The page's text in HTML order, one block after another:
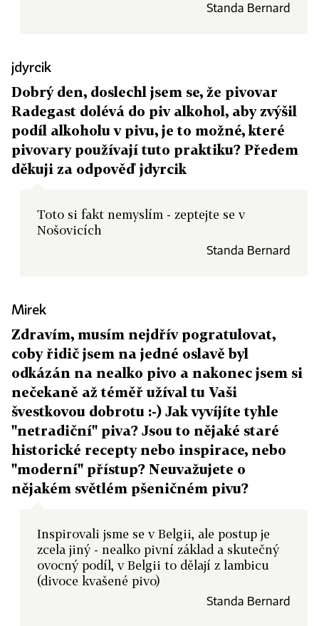
Standa Bernard
jdyrcik
Dobrý den, doslechl jsem se, že pivovar
Radegast dolévá do piv alkohol, aby zvýšil
podíl alkoholu v pivu, je to možné, které
pivovary používají tuto praktiku? Předem
děkuji za odpověď jdyrcik
Toto si fakt nemyslím - zeptejte se v
Nošovicích
Standa Bernard
Mirek
Zdravím, musím nejdřív pogratulovat,
coby řidič jsem na jedné oslavě byl
odkázán na nealko pivo a nakonec jsem si
nečekaně až téměř užíval tu Vaši
švestkovou dobrotu :-) Jak vyvíjíte tyhle
"netradiční" piva? Jsou to nějaké staré
historické recepty nebo inspirace, nebo
"moderní" přístup? Neuvažujete o
nějakém světlém pšeničném pivu?
Inspirovali jsme se v Belgii, ale postup je
zcela jiný - nealko pivní základ a skutečný
ovocný podíl, v Belgii to dělají z lambicu
(divoce kvašené pivo)
Standa Bernard